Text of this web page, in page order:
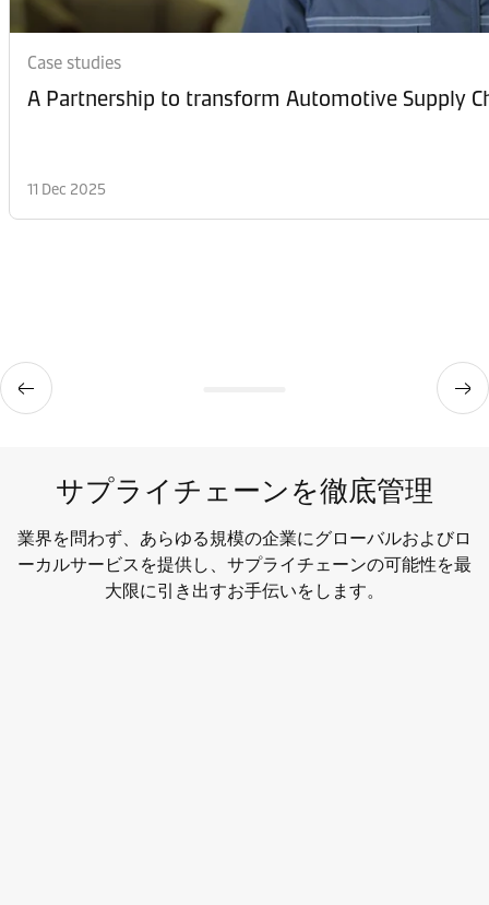
Case studies
A Partnership to transform Automotive Supply
11 Dec 2025
サプライチェーンを徹底管理
業界を問わず、あらゆる規模の企業にグローバルおよびロ
ーカルサービスを提供し、サプライチェーンの可能性を最
大限に引き出すお手伝いをします。